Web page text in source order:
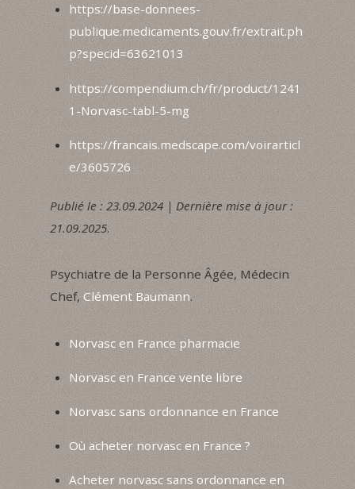
https://base-donnees-
publique.medicaments.gouv.fr/extrait.ph
p?specid=63621013
https://compendium.ch/fr/product/1241
1-Norvasc-tabl-5-mg
https://francais.medscape.com/voirarticl
e/3605726
Publié le : 23.09.2024 | Dernière mise à jour :
21.09.2025.
Psychiatre de la Personne Âgée, Médecin
Chef, Clément Baumann.
Norvasc en France pharmacie
Norvasc en France vente libre
Norvasc sans ordonnance en France
Où acheter norvasc en France ?
Acheter norvasc sans ordonnance en